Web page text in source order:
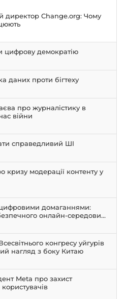
директор Change.org: Чому
цифрову демократію
даних проти бігтеху
про журналістику в
війни
справедливий ШI
кризу модерації контенту у
домаганнями:
онлайн-середовища
конгресу уйгурів
нагляд з боку Китаю
Meta про захист